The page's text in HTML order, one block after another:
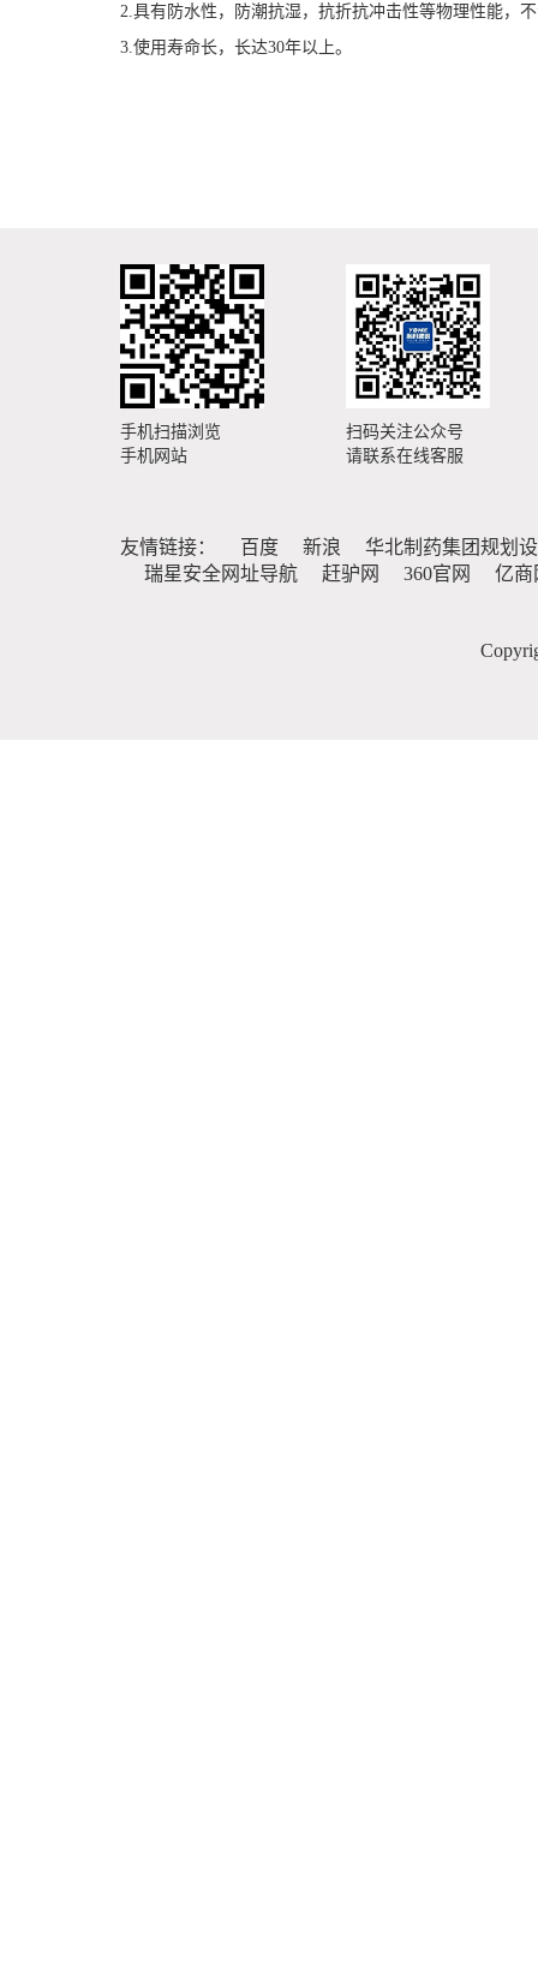
2. 具有防水性，防潮抗湿，抗折抗冲击性等物理性能，
3.使用寿命长，长达30年以上。
手机扫描浏览
手机网站
扫码关注公众号
请联系在线客服
友情链接： 百度 新浪
华北制药集团规划
瑞星安全网址导航
赶驴网 360官网 亿商